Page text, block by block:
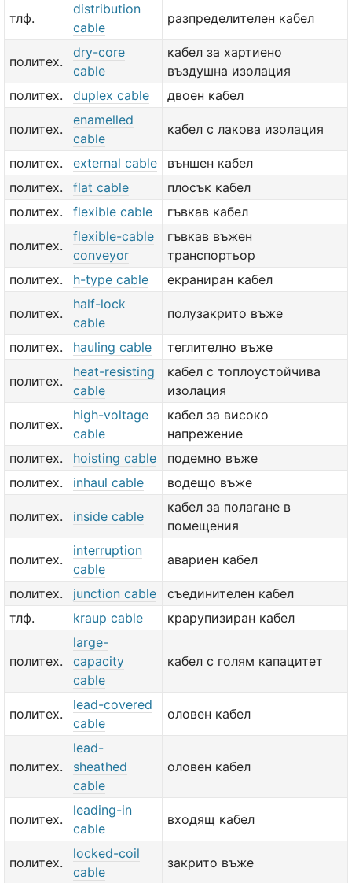
тлф.
distribution
cable
разпределителен кабел
политех.
dry-core
cable
кабел за хартиено
въздушна изолация
политех.
duplex cable двоен кабел
политех.
enamelled
cable
кабел с лакова изолация
политех. external cable
външен кабел
политех.
flat cable
плосък кабел
политех.
flexible cable гъвкав кабел
политех.
flexible-cable
conveyor
гъвкав въжен
транспортьор
политех.
h-type cable екраниран кабел
политех.
half-lock
cable
полузакрито въже
политех. hauling cable теглително въже
политех.
heat-resisting
cable
кабел с топлоустойчива
изолация
политех.
high-voltage
cable
кабел за високо
напрежение
политех.
hoisting cable
подемно въже
политех.
inhaul cable водещо въже
политех. inside cable
кабел за полагане в
помещения
политех.
interruption
cable
авариен кабел
политех. junction cable
съединителен кабел
тлф.
kraup cable крарупизиран кабел
политех.
large-
capacity
cable
кабел с голям капацитет
политех.
lead-covered
cable
оловен кабел
политех.
lead-
sheathed
cable
оловен кабел
политех.
leading-in
cable
входящ кабел
политех.
locked-coil
cable
закрито въже